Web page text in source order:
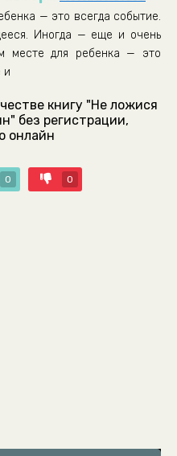
— это всегда событие.
Иногда — еще и очень
месте для ребенка — это
и
книгу "Не ложися
без регистрации,
онлайн
0 0